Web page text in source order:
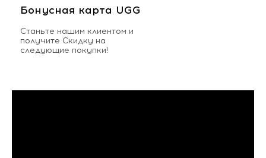
Бонусная карта UGG
Станьте нашим клиентом и
получите Скидку на
следующие покупки!